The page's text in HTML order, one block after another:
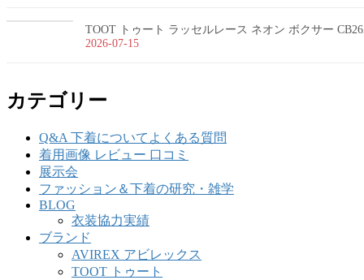
TOOT トゥート ラッセルレース ネオン ボクサー
2026-07-15
カテゴリー
Q&A 下着についてよくある質問
着用画像 レビュー 口コミ
展示会
ファッション＆下着の研究・雑学
BLOG
衣装協力実績
ブランド
AVIREX アビレックス
TOOT トゥート